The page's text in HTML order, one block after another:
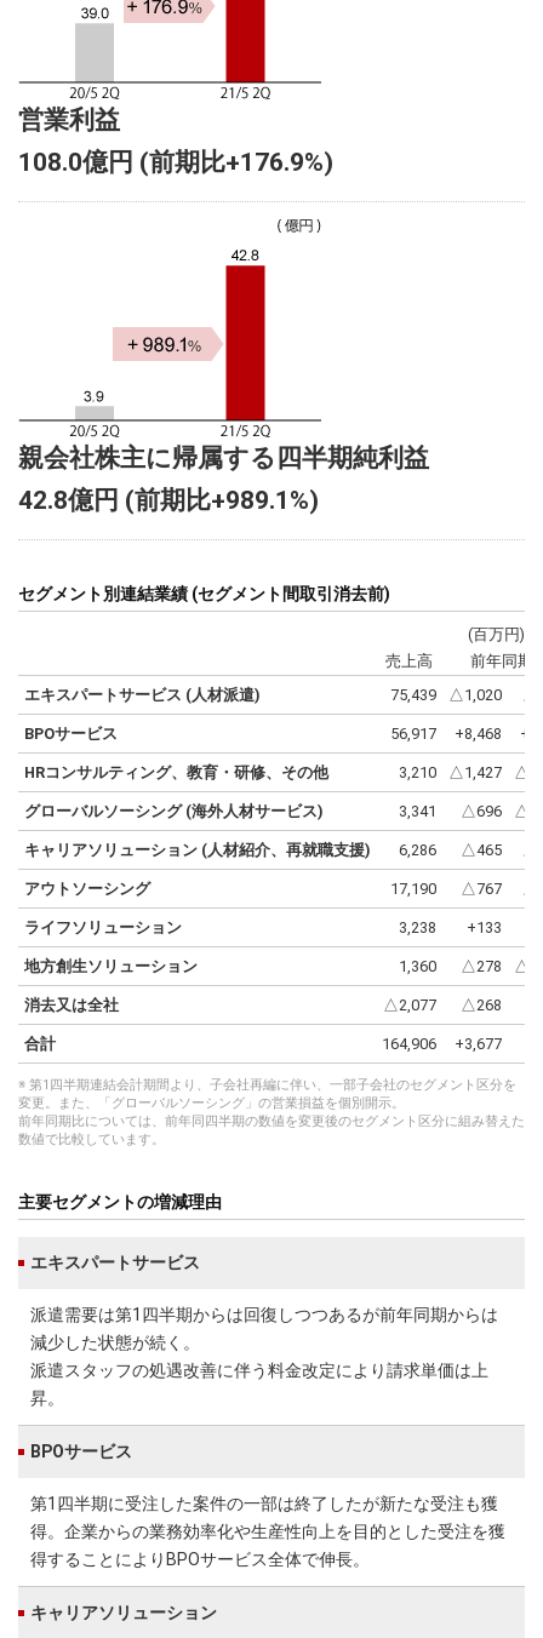
営業利益
108.0億円 (前期比+176.9%)
親会社株主に帰属する四半期純利益
42.8億円 (前期比+989.1%)
セグメント別連結業績 (セグメント間取引消去前)
(百万円)
売上高
前年同期
エキスパートサービス (人材派遣)
75,439 △1,020
BPOサービス 56,917 +8,468
HRコンサルティング、教育・研修、その他 3,210 △1,427
グローバルソーシング (海外人材サービス) 3,341 △696
キャリアソリューション (人材紹介、再就職支援) 6,286 △465
アウトソーシング 17,190 △767
ライフソリューション 3,238 +133
地方創生ソリューション 1,360 △278
消去又は全社 △2,077 △268
合計 164,906 +3,677
※ 第1四半期連結会計期間より、子会社再編に伴い、一部子会社のセグメント区分を
変更。また、「グローバルソーシング」の営業損益を個別開示。
前年同期比については、前年同四半期の数値を変更後のセグメント区分に組み替えた
数値で比較しています。
主要セグメントの増減理由
エキスパートサービス
派遣需要は第1四半期からは回復しつつあるが前年同期からは
減少した状態が続く。
派遣スタッフの処遇改善に伴う料金改定により請求単価は上
昇。
BPOサービス
第1四半期に受注した案件の一部は終了したが新たな受注も獲
得。企業からの業務効率化や生産性向上を目的とした受注を獲
得することによりBPOサービス全体で伸長。
キャリアソリューション